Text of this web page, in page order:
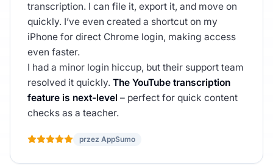
transcription. I can file it, export it, and move on
quickly. I’ve even created a shortcut on my
iPhone for direct Chrome login, making access
even faster.
I had a minor login hiccup, but their support team
resolved it quickly. The YouTube transcription
feature is next-level – perfect for quick content
checks as a teacher.
przez AppSumo